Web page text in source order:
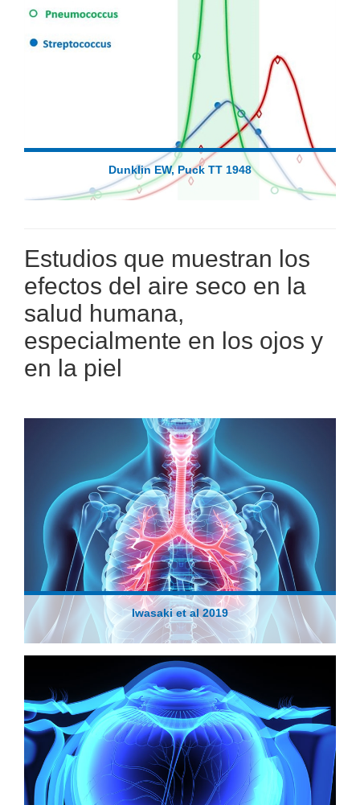
Dunklin EW, Puck TT 1948
Estudios que muestran los
efectos del aire seco en la
salud humana,
especialmente en los ojos y
en la piel
Iwasaki et al 2019